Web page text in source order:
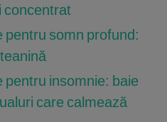
concentrat
somn profund:
insomnie: baie
care calmează